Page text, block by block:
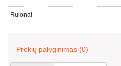
Rulonai
Prekių palyginimas (0)